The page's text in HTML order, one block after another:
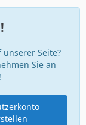
Seite?
Sie an